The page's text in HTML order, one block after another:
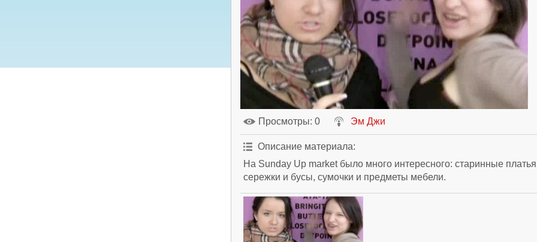
Просмотры: 0 Эм Джи
Описание материала:
На Sunday Up market было много интересного: старинные
сережки и бусы, сумочки и предметы мебели.